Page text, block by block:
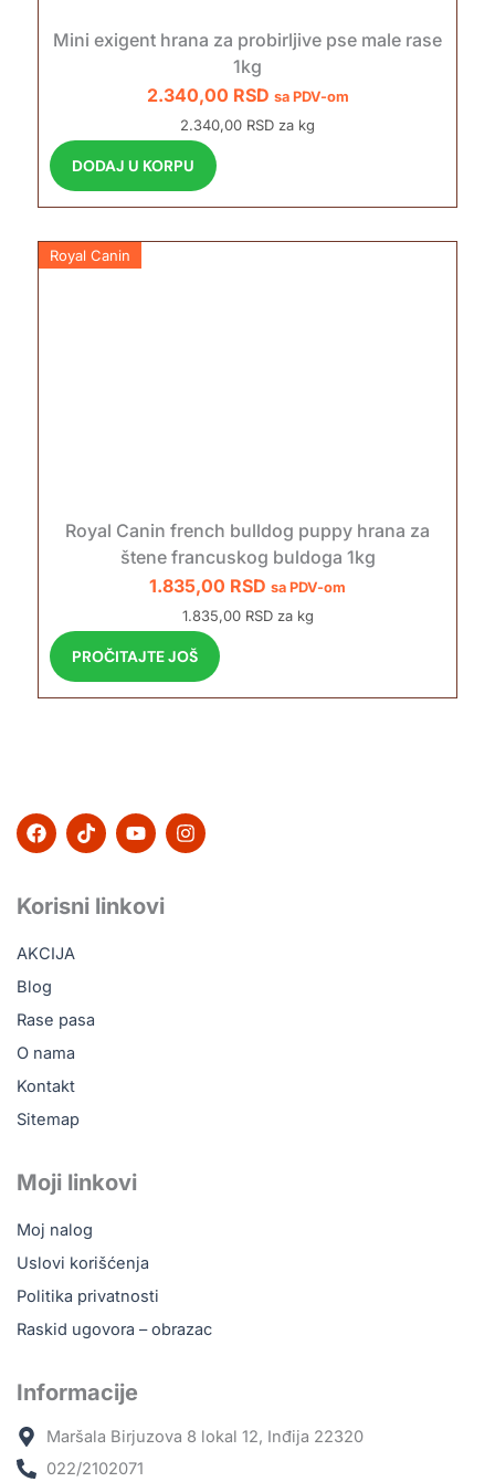
Mini exigent hrana za probirljive pse male rase
1kg
2.340,00 RSD sa PDV-om
2.340,00 RSD za kg
DODAJ U KORPU
Royal Canin
Royal Canin french bulldog puppy hrana za
štene francuskog buldoga 1kg
1.835,00 RSD sa PDV-om
1.835,00 RSD za kg
PROČITAJTE JOŠ
F
a
b
o
k
T
i
o
k
Y
o
u
b
I
n
Korisni linkovi
AKCIJA
Blog
Rase pasa
O nama
Kontakt
Sitemap
Moji linkovi
Moj nalog
Uslovi korišćenja
Politika privatnosti
Raskid ugovora – obrazac
Informacije
Maršala Birjuzova 8 lokal 12, Inđija 22320
022/2102071